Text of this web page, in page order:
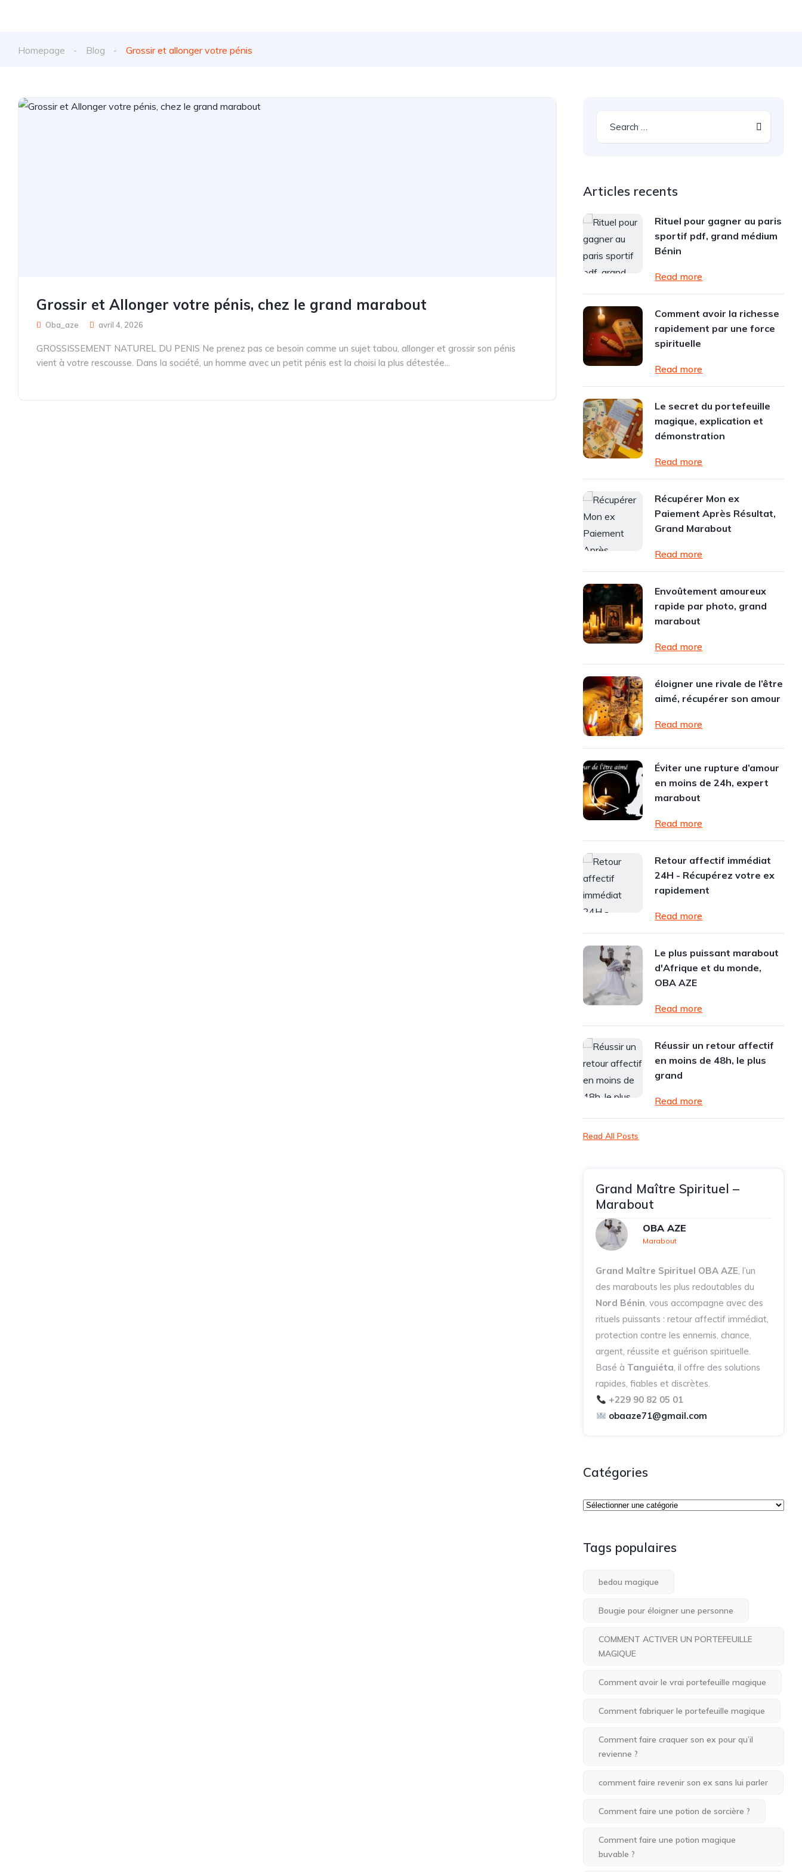
Homepage Blog Grossir et allonger votre pénis
Grossir et Allonger votre pénis, chez le grand marabout
Oba_aze avril 4, 2026
GROSSISSEMENT NATUREL DU PENIS Ne prenez pas ce besoin comme un sujet tabou, allonger et grossir son pénis
vient à votre rescousse. Dans la société, un homme avec un petit pénis est la choisi la plus détestée...
Articles recents
Rituel pour gagner au paris
sportif pdf, grand médium
Bénin
Read more
Comment avoir la richesse
rapidement par une force
spirituelle
Read more
Le secret du portefeuille
magique, explication et
démonstration
Read more
Récupérer Mon ex
Paiement Après Résultat,
Grand Marabout
Read more
Envoûtement amoureux
rapide par photo, grand
marabout
Read more
éloigner une rivale de l’être
aimé, récupérer son amour
Read more
Éviter une rupture d’amour
en moins de 24h, expert
marabout
Read more
Retour affectif immédiat
24H - Récupérez votre ex
rapidement
Read more
Le plus puissant marabout
d'Afrique et du monde,
OBA AZE
Read more
Réussir un retour affectif
en moins de 48h, le plus
grand
Read more
Read All Posts
Grand Maître Spirituel –
Marabout
OBA AZE
Marabout
Grand Maître Spirituel OBA AZE, l’un
des marabouts les plus redoutables du
Nord Bénin, vous accompagne avec des
rituels puissants : retour affectif immédiat,
protection contre les ennemis, chance,
argent, réussite et guérison spirituelle.
Basé à Tanguiéta, il offre des solutions
rapides, fiables et discrètes.
+229 90 82 05 01
obaaze71@gmail.com
Catégories
Tags populaires
bedou magique
Bougie pour éloigner une personne
COMMENT ACTIVER UN PORTEFEUILLE
MAGIQUE
Comment avoir le vrai portefeuille magique
Comment fabriquer le portefeuille magique
Comment faire craquer son ex pour qu’il
revienne ?
comment faire revenir son ex sans lui parler
Comment faire une potion de sorcière ?
Comment faire une potion magique
buvable ?